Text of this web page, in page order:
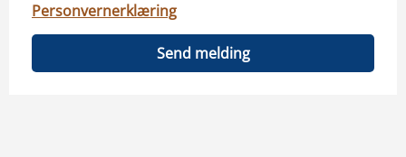
Personvernerklæring
Send melding